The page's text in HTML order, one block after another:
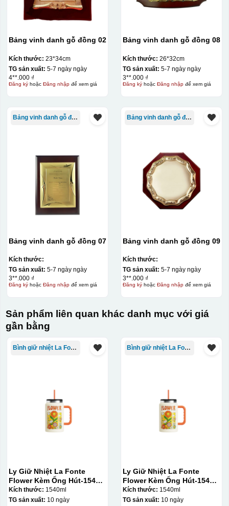
In UV trên quà tặng là kỹ thuật sử dụng mực đặc biệt
được chiếu tia cực tím để đóng rắn ngay sau khi in, cho
phép in được trên nhiều chất liệu như nhựa, kim loại,
Bảng vinh danh gỗ đồng 02
Kích thước: 23*34cm
TG sản xuất: 5-7 ngày ngày
4**.000 ₫
Đăng kýhoặc Đăng nhậpđể xem giá
Bảng vinh danh gỗ đồng 08
Kích thước: 26*32cm
TG sản xuất: 5-7 ngày ngày
3**.000 ₫
Đăng kýhoặc Đăng nhậpđể xem giá
Bảng vinh danh gỗ đồng
Bảng vinh danh gỗ đồng 07
Kích thước:
TG sản xuất: 5-7 ngày ngày
3**.000 ₫
Đăng kýhoặc Đăng nhậpđể xem giá
Bảng vinh danh gỗ đồng
Bảng vinh danh gỗ đồng 09
Kích thước:
TG sản xuất: 5-7 ngày ngày
3**.000 ₫
Đăng kýhoặc Đăng nhậpđể xem giá
Sản phẩm liên quan khác danh mục với giá
gần bằng
Bình giữ nhiệt La Fonte
Ly Giữ Nhiệt La Fonte
Flower Kèm Ống Hút-1540
ml-014786
Kích thước: 1540ml
TG sản xuất: 10 ngày
Bình giữ nhiệt La Fonte
Ly Giữ Nhiệt La Fonte
Flower Kèm Ống Hút-1540
ml-014786
Kích thước: 1540ml
TG sản xuất: 10 ngày